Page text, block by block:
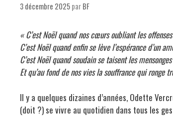
3 décembre 2025parBF
« C’est Noël quand nos cœurs oubliant les
C’est Noël quand enfin se lève l’espérance d’un
C’est Noël quand soudain se taisent les
Et qu’au fond de nos vies la souffrance qui ronge
Il y a quelques dizaines d’années, Odette
(doit ?) se vivre au quotidien dans tous les